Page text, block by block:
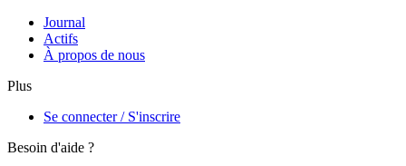
Journal
Actifs
À propos de nous
Plus
Se connecter / S'inscrire
Besoin d'aide ?